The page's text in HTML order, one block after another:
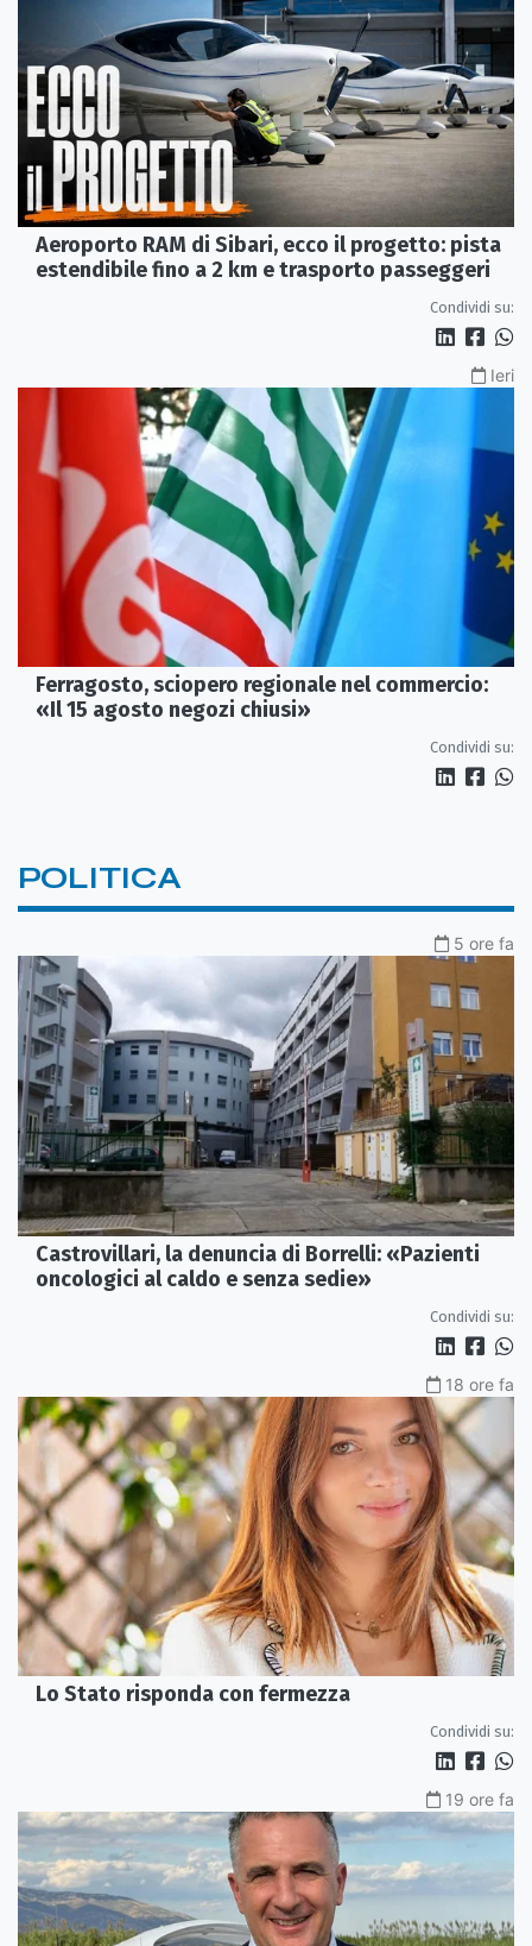
Aeroporto RAM di Sibari, ecco il progetto: pista
estendibile fino a 2 km e trasporto passeggeri
Condividi su:
Ieri
Ferragosto, sciopero regionale nel commercio:
«Il 15 agosto negozi chiusi»
Condividi su:
POLITICA
5 ore fa
Castrovillari, la denuncia di Borrelli: «Pazienti
oncologici al caldo e senza sedie»
Condividi su:
18 ore fa
Lo Stato risponda con fermezza
Condividi su:
19 ore fa